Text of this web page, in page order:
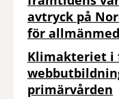
avtryck på
för
Klimakteriet i
primärvården